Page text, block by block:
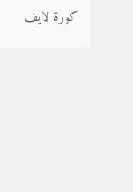
كورة لايف